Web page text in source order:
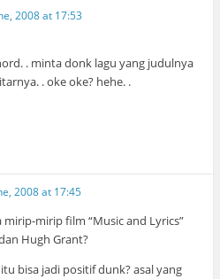
2008 at 17:53
. minta donk lagu yang judulnya
. oke oke? hehe. .
2008 at 17:45
mirip film “Music and Lyrics”
Hugh Grant?
bisa jadi positif dunk? asal yang